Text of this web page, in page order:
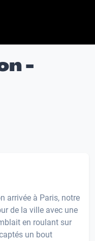
-
arrivée à Paris, notre
de la ville avec une
en roulant sur
un bout